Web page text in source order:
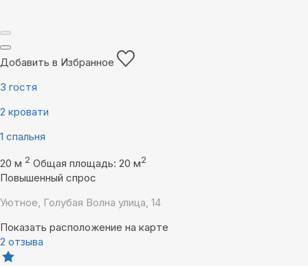
Добавить в Избранное
3 гостя
2 кровати
1 спальня
20 м 2 Общая площадь: 20 м2
Повышенный спрос
Уютное, Голубая Волна улица, 14
Показать расположение на карте
2 отзыва